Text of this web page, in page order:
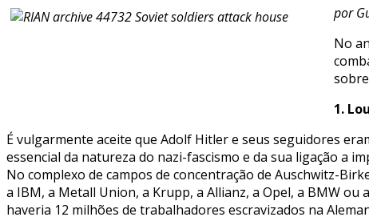
por
No
1.
É vulgarmente aceite que Adolf Hitler e seus seguidores
essencial da natureza do nazi-fascismo e da sua ligação a
No complexo de campos de concentração de Auschwitz-
a IBM, a Metall Union, a Krupp, a Allianz, a Opel, a BMW
haveria 12 milhões de trabalhadores escravizados na